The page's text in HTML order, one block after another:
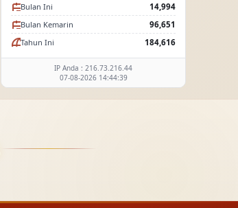
Bulan Ini
14,994
Bulan Kemarin
96,651
Tahun Ini
184,616
IP Anda : 216.73.216.44
07-08-2026 14:44:39